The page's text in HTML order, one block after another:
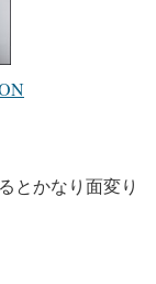
とかなり面変り